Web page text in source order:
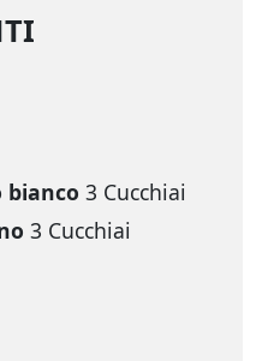
bianco 3 Cucchiai
3 Cucchiai